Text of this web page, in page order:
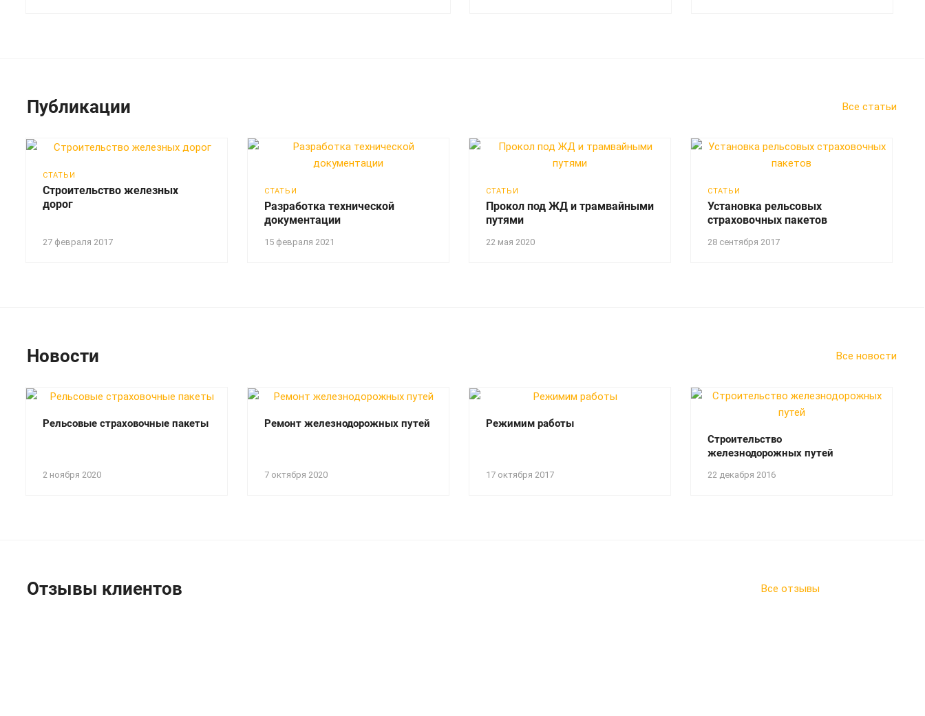
Все статьи
Публикации
27 февраля 2017
СТАТЬИ
Строительство железных
дорог
15 февраля 2021
СТАТЬИ
Разработка технической
документации
22 мая 2020
СТАТЬИ
Прокол под ЖД и трамвайными
путями
28 сентября 2017
СТАТЬИ
Установка рельсовых
страховочных пакетов
Все новости
Новости
2 ноября 2020
Рельсовые страховочные пакеты
7 октября 2020
Ремонт железнодорожных путей
17 октября 2017
Режимим работы
22 декабря 2016
Строительство
железнодорожных путей
Все отзывы
Отзывы клиентов